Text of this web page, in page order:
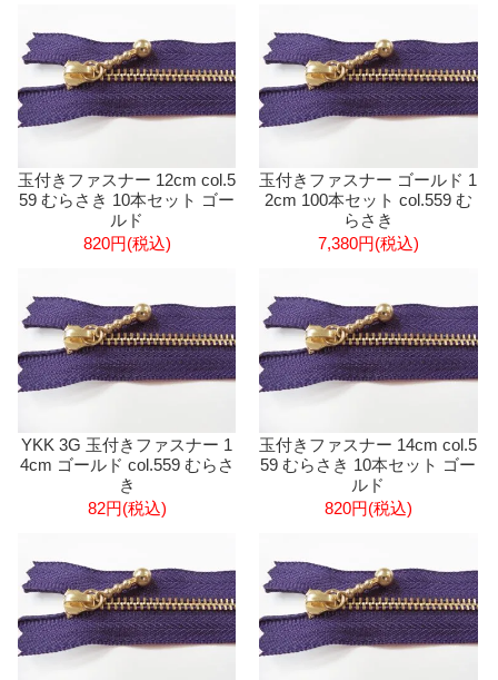
玉付きファスナー 12cm col.5
59 むらさき 10本セット ゴー
ルド
820円(税込)
玉付きファスナー ゴールド 1
2cm 100本セット col.559 む
らさき
7,380円(税込)
YKK 3G 玉付きファスナー 1
4cm ゴールド col.559 むらさ
き
82円(税込)
玉付きファスナー 14cm col.5
59 むらさき 10本セット ゴー
ルド
820円(税込)